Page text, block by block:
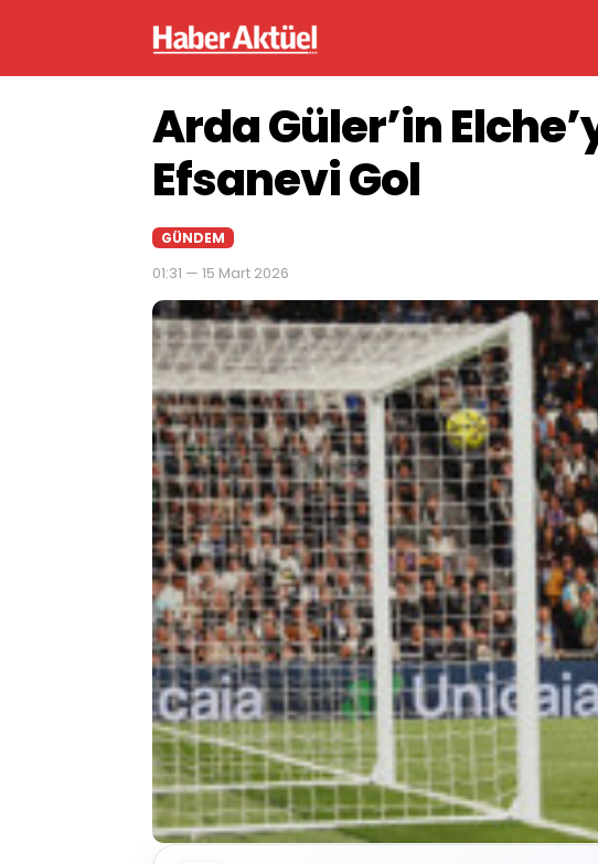
Arda Güler’in
Efsanevi Gol
GÜNDEM
01:31 — 15 Mart 2026